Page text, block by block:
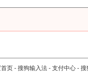
页 - 搜狗输入法 - 支付中心 - 搜